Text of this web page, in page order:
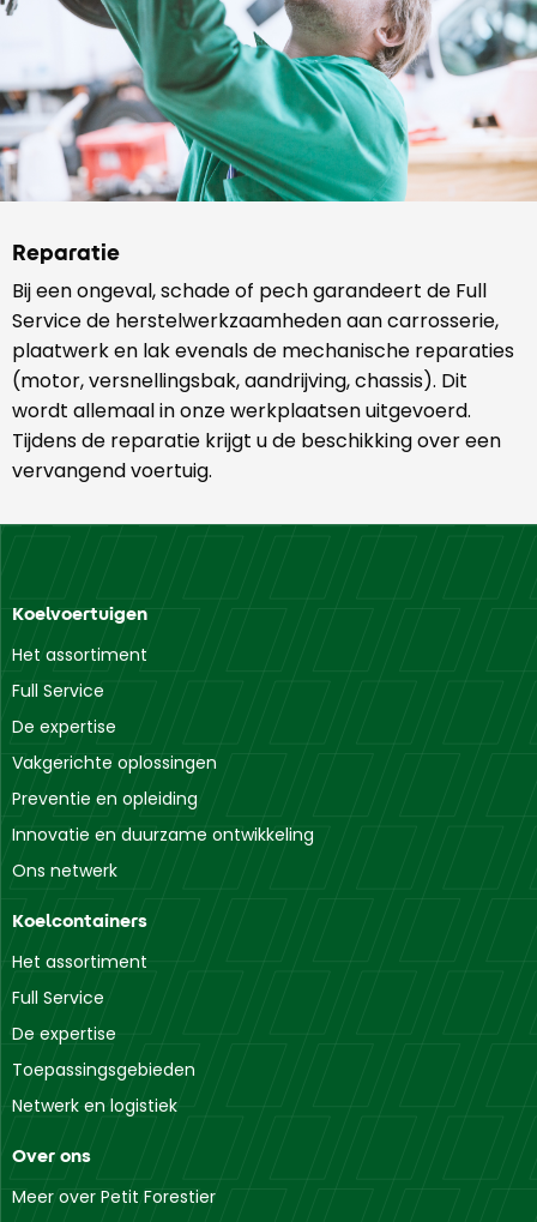
Reparatie
Bij een ongeval, schade of pech garandeert de Full
Service de herstelwerkzaamheden aan carrosserie,
plaatwerk en lak evenals de mechanische reparaties
(motor, versnellingsbak, aandrijving, chassis). Dit
wordt allemaal in onze werkplaatsen uitgevoerd.
Tijdens de reparatie krijgt u de beschikking over een
vervangend voertuig.
Koelvoertuigen
Het assortiment
Full Service
De expertise
Vakgerichte oplossingen
Preventie en opleiding
Innovatie en duurzame ontwikkeling
Ons netwerk
Koelcontainers
Het assortiment
Full Service
De expertise
Toepassingsgebieden
Netwerk en logistiek
Over ons
Meer over Petit Forestier